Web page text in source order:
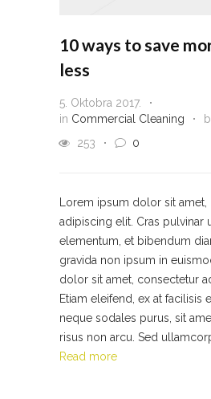
10 ways to save
less
5. Oktobra 2017.
in Commercial Cleaning
253
0
Lorem ipsum dolor sit amet,
adipiscing elit. Cras pulvinar
elementum, et bibendum
gravida non ipsum in
dolor sit amet, consectetur
Etiam eleifend, ex at facilisis
neque sodales purus, sit
risus non arcu. Sed
Read more